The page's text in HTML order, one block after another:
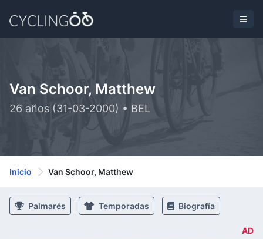
Van Schoor, Matthew
26 años (31-03-2000) • BEL
Inicio Van Schoor, Matthew
Palmarés Temporadas Biografía
AD